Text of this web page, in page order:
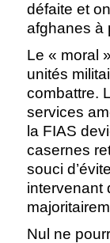
défaite et
afghanes à
Le « moral
unités
combattre.
services
la FIAS
casernes
souci
intervenant
Nul ne